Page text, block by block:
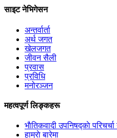
साइट नेभिगेसन
अन्तर्वार्ता
अर्थ जगत
खेलजगत
जीवन सैली
प्रवास
प्रविधि
मनोरञ्जन
महत्वपूर्ण लिङ्कहरू
भाैतिकवादी उपनिषद्काे परिचर्चा
हाम्राे बारेमा